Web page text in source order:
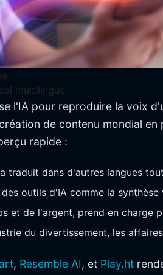
multilingue
l'IA pour reproduire la voix
de contenu mondial
rapide :
traduit dans d'autres langues
outils d'IA comme la
et de l'argent, prend en charge
du divertissement, les
, Resemble AI, et Play.ht